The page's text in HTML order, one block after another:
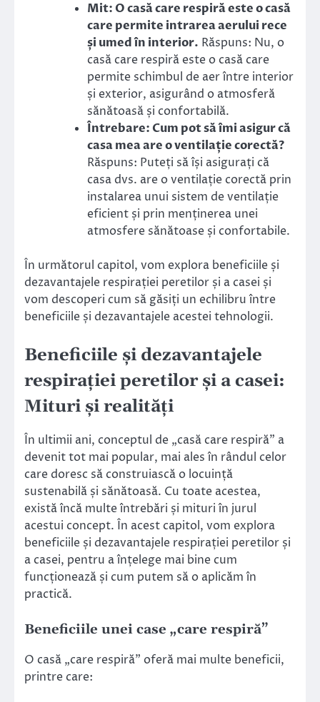
Mit: O casă care respiră este o casă
care permite intrarea aerului rece
și umed în interior. Răspuns: Nu, o
casă care respiră este o casă care
permite schimbul de aer între interior
și exterior, asigurând o atmosferă
sănătoasă și confortabilă.
Întrebare: Cum pot să îmi asigur că
casa mea are o ventilație corectă?
Răspuns: Puteți să își asigurați că
casa dvs. are o ventilație corectă prin
instalarea unui sistem de ventilație
eficient și prin menținerea unei
atmosfere sănătoase și confortabile.
În următorul capitol, vom explora beneficiile și
dezavantajele respirației peretilor și a casei și
vom descoperi cum să găsiți un echilibru între
beneficiile și dezavantajele acestei tehnologii.
Beneficiile și dezavantajele
respirației peretilor și a casei:
Mituri și realități
În ultimii ani, conceptul de „casă care respiră” a
devenit tot mai popular, mai ales în rândul celor
care doresc să construiască o locuință
sustenabilă și sănătoasă. Cu toate acestea,
există încă multe întrebări și mituri în jurul
acestui concept. În acest capitol, vom explora
beneficiile și dezavantajele respirației peretilor și
a casei, pentru a înțelege mai bine cum
funcționează și cum putem să o aplicăm în
practică.
Beneficiile unei case „care respiră”
O casă „care respiră” oferă mai multe beneficii,
printre care: